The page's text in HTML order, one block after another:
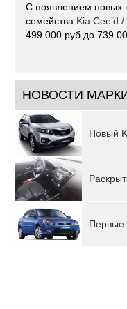
С появлением новых
семейства Kia Cee’d
499 000 руб до 739
НОВОСТИ
Новый
Первые